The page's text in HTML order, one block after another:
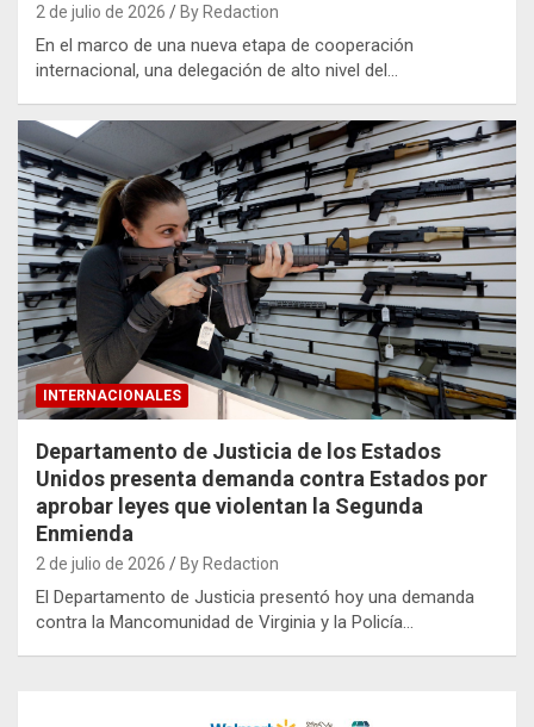
2 de julio de 2026 By Redaction
En el marco de una nueva etapa de cooperación
internacional, una delegación de alto nivel del…
INTERNACIONALES
Departamento de Justicia de los Estados
Unidos presenta demanda contra Estados por
aprobar leyes que violentan la Segunda
Enmienda
2 de julio de 2026 By Redaction
El Departamento de Justicia presentó hoy una demanda
contra la Mancomunidad de Virginia y la Policía…